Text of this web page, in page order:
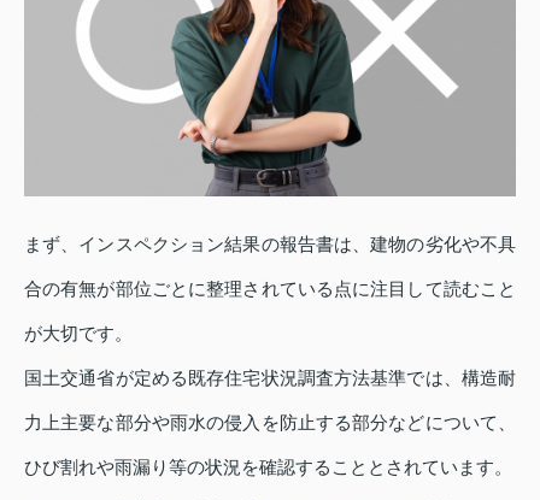
まず、インスペクション結果の報告書は、建物の劣化や不具
合の有無が部位ごとに整理されている点に注目して読むこと
が大切です。
国土交通省が定める既存住宅状況調査方法基準では、構造耐
力上主要な部分や雨水の侵入を防止する部分などについて、
ひび割れや雨漏り等の状況を確認することとされています。